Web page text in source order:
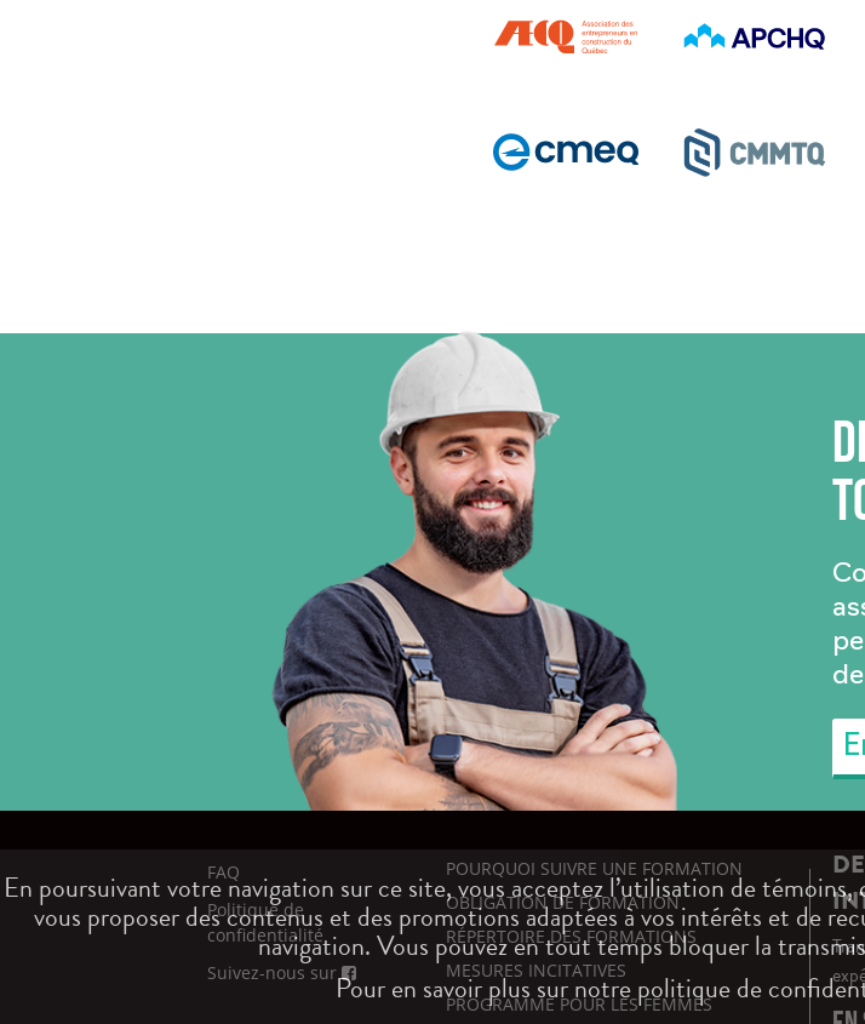
FAQ
Politique de
confidentialité
Suivez-nous sur
POURQUOI SUIVRE UNE FORMATION
OBLIGATION DE FORMATION
RÉPERTOIRE DES FORMATIONS
MESURES INCITATIVES
PROGRAMME POUR LES FEMMES
En poursuivant votre navigation sur ce site, vous acceptez l’utilisation de
vous proposer des contenus et des promotions adaptées à vos intérêts et de
navigation. Vous pouvez en tout temps bloquer la
Pour en savoir plus sur notre politique de